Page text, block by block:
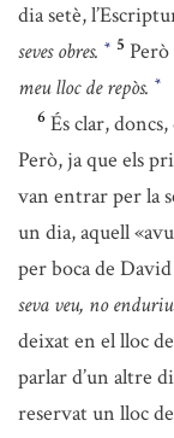
dia setè,
seves obres. * 5
meu lloc de repòs. *
6 És clar,
Però, ja que els
van entrar per la
un dia, aquell
per boca de
seva veu, no enduriu
deixat en el lloc
parlar d’un altre
reservat un lloc